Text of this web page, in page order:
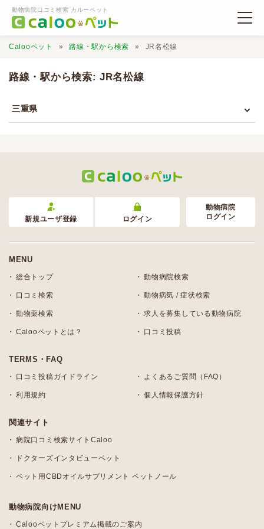
動物病院口コミ検索 カルーペット
口コミ投稿
Calooペット 路線・駅から検索 JR名松線
路線・駅から検索: JR名松線
三重県
新規ユーザ登録 ログイン
動物病院
ログイン
MENU
総合トップ 動物病院検索
口コミ検索 動物病気 / 症状検索
動物薬検索 求人を募集している動物病院
Calooペットとは？ 口コミ投稿
TERMS・FAQ
口コミ投稿ガイドライン よくあるご質問（FAQ）
利用規約 個人情報保護方針
関連サイト
病院口コミ検索サイトCaloo
ドクターズインタビューペット
ペット用CBDオイルサプリメント ペットノール
動物病院向けMENU
Calooペットプレミアム掲載のご案内